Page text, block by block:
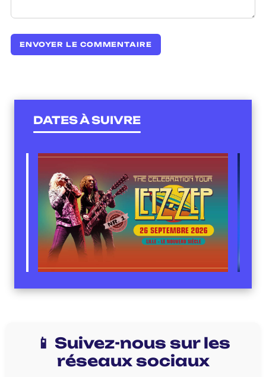
DATES À SUIVRE
📱 Suivez-nous sur les
réseaux sociaux